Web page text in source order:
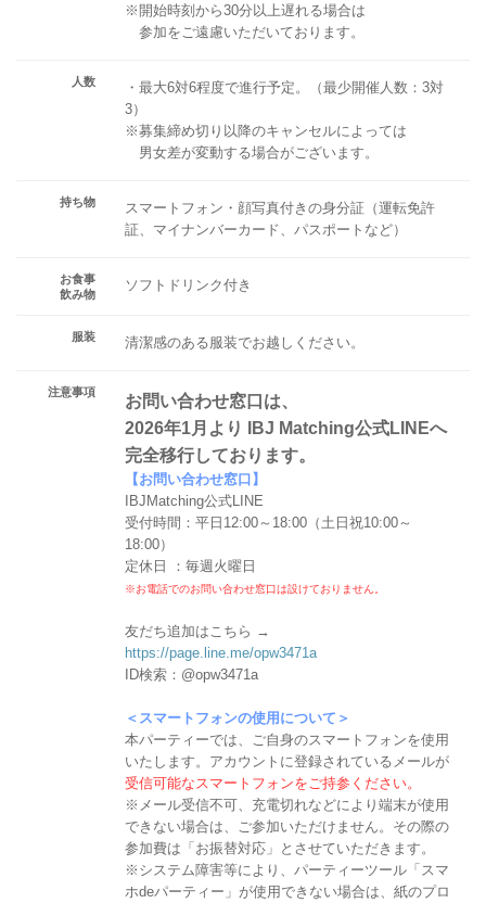
※開始時刻から30分以上遅れる場合は
参加をご遠慮いただいております。
人数
・最大6対6程度で進行予定。（最少開催人数：3対
3）
※募集締め切り以降のキャンセルによっては
男女差が変動する場合がございます。
持ち物
スマートフォン・顔写真付きの身分証（運転免許
証、マイナンバーカード、パスポートなど）
お食事
飲み物
ソフトドリンク付き
服装 清潔感のある服装でお越しください。
注意事項
お問い合わせ窓口は、
2026年1月より IBJ Matching公式LINEへ
完全移行しております。
【お問い合わせ窓口】
IBJMatching公式LINE
受付時間：平日12:00～18:00（土日祝10:00～
18:00）
定休日 ：毎週火曜日
※お電話でのお問い合わせ窓口は設けておりません。
友だち追加はこちら →
https://page.line.me/opw3471a
ID検索：@opw3471a
＜スマートフォンの使用について＞
本パーティーでは、ご自身のスマートフォンを使用
いたします。アカウントに登録されているメールが
受信可能なスマートフォンをご持参ください。
※メール受信不可、充電切れなどにより端末が使用
できない場合は、ご参加いただけません。その際の
参加費は「お振替対応」とさせていただきます。
※システム障害等により、パーティーツール「スマ
ホdeパーティー」が使用できない場合は、紙のプロ